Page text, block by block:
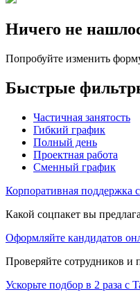
Ничего не
Попробуйте изменить
Быстрые
Частичная занятость
Гибкий график
Полный день
Проектная работа
Сменный график
Корпоративная поддержка
Какой соцпакет вы
Оформляйте кандидатов
Проверяйте сотрудников и
Ускорьте подбор в 2 раза с